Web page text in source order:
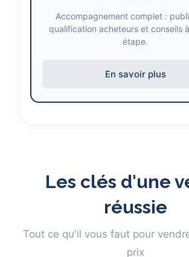
Accompagnement complet :
qualification acheteurs et conseils
étape.
En savoir plus
Les clés d'une
réussie
Tout ce qu'il vous faut pour
prix